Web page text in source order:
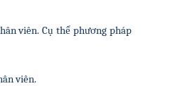
viên. Cụ thể phương pháp
viên.